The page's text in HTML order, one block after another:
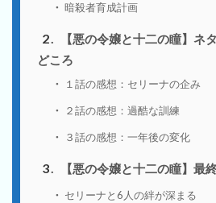
暗殺者育成計画
2
【悪の令嬢と十二の瞳】ネ
どころ
１話の感想：セリーナの企み
２話の感想：過酷な訓練
３話の感想：一年後の変化
3 【悪の令嬢と十二の瞳】最
セリーナと6人の絆が深まる